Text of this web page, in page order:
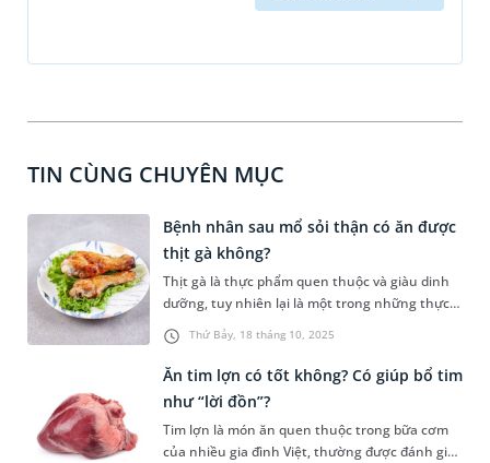
TIN CÙNG CHUYÊN MỤC
Thứ Bảy, 18 tháng 10, 2025
Bệnh nhân sau mổ sỏi thận có ăn được
thịt gà không?
Thịt gà là thực phẩm quen thuộc và giàu dinh
dưỡng, tuy nhiên lại là một trong những thực
phẩm kị của bệnh nhân bị sỏi thận. Vậy người
bệnh sau mổ sỏi thận có ăn được thịt gà
không? Bài viết dưới đây sẽ giúp bạn có câu trả
Ăn tim lợn có tốt không? Có giúp bổ tim
như “lời đồn”?
Tim lợn là món ăn quen thuộc trong bữa cơm
của nhiều gia đình Việt, thường được đánh giá